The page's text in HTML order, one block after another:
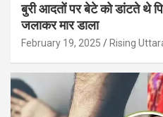
बुरी आदतों पर बेटे को डांटते थे
जलाकर मार डाला
February 19, 2025 Rising